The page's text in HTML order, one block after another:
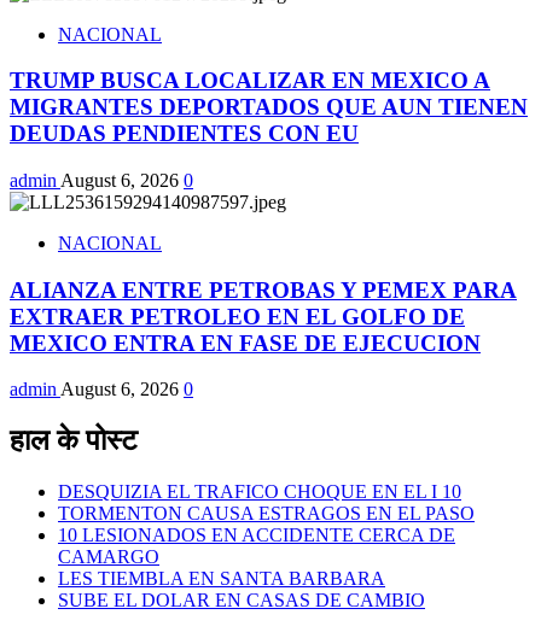
NACIONAL
TRUMP BUSCA LOCALIZAR EN MEXICO A
MIGRANTES DEPORTADOS QUE AUN TIENEN
DEUDAS PENDIENTES CON EU
admin August 6, 2026 0
NACIONAL
ALIANZA ENTRE PETROBAS Y PEMEX PARA
EXTRAER PETROLEO EN EL GOLFO DE
MEXICO ENTRA EN FASE DE EJECUCION
adminAugust 6, 2026 0
हाल के पोस्ट
DESQUIZIA EL TRAFICO CHOQUE EN EL I 10
TORMENTON CAUSA ESTRAGOS EN EL PASO
10 LESIONADOS EN ACCIDENTE CERCA DE
CAMARGO
LES TIEMBLA EN SANTA BARBARA
SUBE EL DOLAR EN CASAS DE CAMBIO